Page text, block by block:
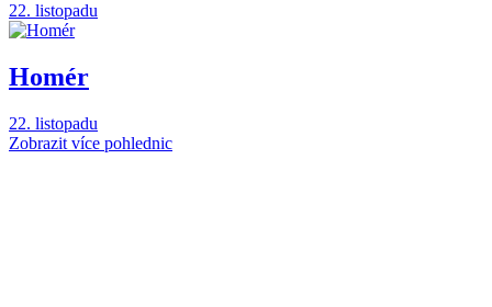
22. listopadu
Homér
22. listopadu
Zobrazit více pohlednic